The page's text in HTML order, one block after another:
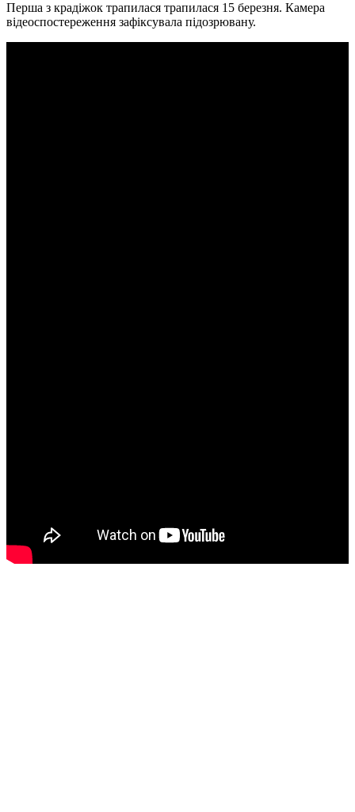
Перша з крадіжок трапилася трапилася 15 березня. Камера
відеоспостереження зафіксувала підозрювану.